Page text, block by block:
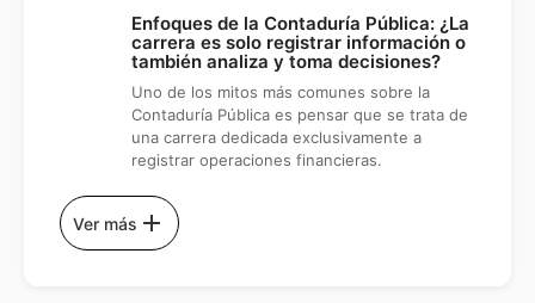
Enfoques de la Contaduría Pública: ¿La
carrera es solo registrar información o
también analiza y toma decisiones?
Uno de los mitos más comunes sobre la
Contaduría Pública es pensar que se trata de
una carrera dedicada exclusivamente a
registrar operaciones financieras.
Ver más add